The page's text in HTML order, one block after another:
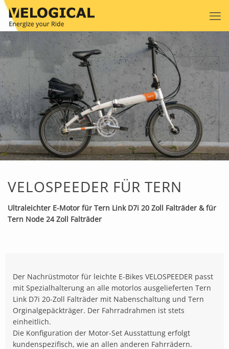
VELOSPEEDER FÜR TERN
Ultraleichter E-Motor für Tern Link D7i 20 Zoll Falträder & für
Tern Node 24 Zoll Falträder
Der Nachrüstmotor für leichte E-Bikes VELOSPEEDER passt
mit Spezialhalterung an alle motorlos ausgelieferten Tern
Link D7i 20-Zoll Falträder mit Nabenschaltung und Tern
Orginalgepäckträger. Der Fahrradrahmen ist stets
einheitlich.
Die Konfiguration der Motor-Set Ausstattung erfolgt
kundenspezifisch, wie an allen anderen Fahrrädern.